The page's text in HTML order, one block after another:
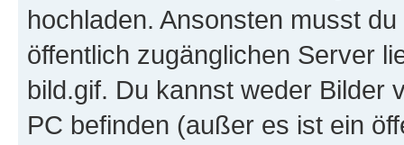
hochladen. Ansonsten musst
öffentlich zugänglichen Server
bild.gif. Du kannst weder Bilder
PC befinden (außer es ist ein